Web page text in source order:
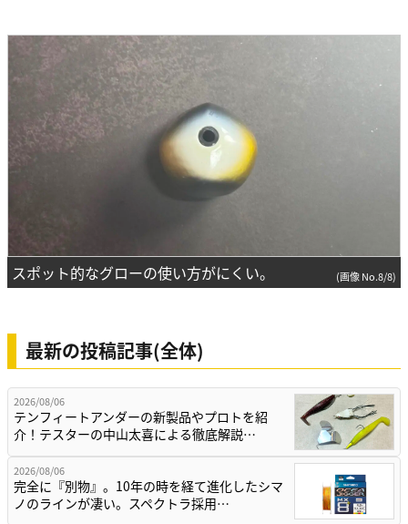
スポット的なグローの使い方がにくい。 (画像 No.8/8)
最新の投稿記事(全体)
2026/08/06
テンフィートアンダーの新製品やプロトを紹
介！テスターの中山太喜による徹底解説…
2026/08/06
完全に『別物』。10年の時を経て進化したシマ
ノのラインが凄い。スペクトラ採用…